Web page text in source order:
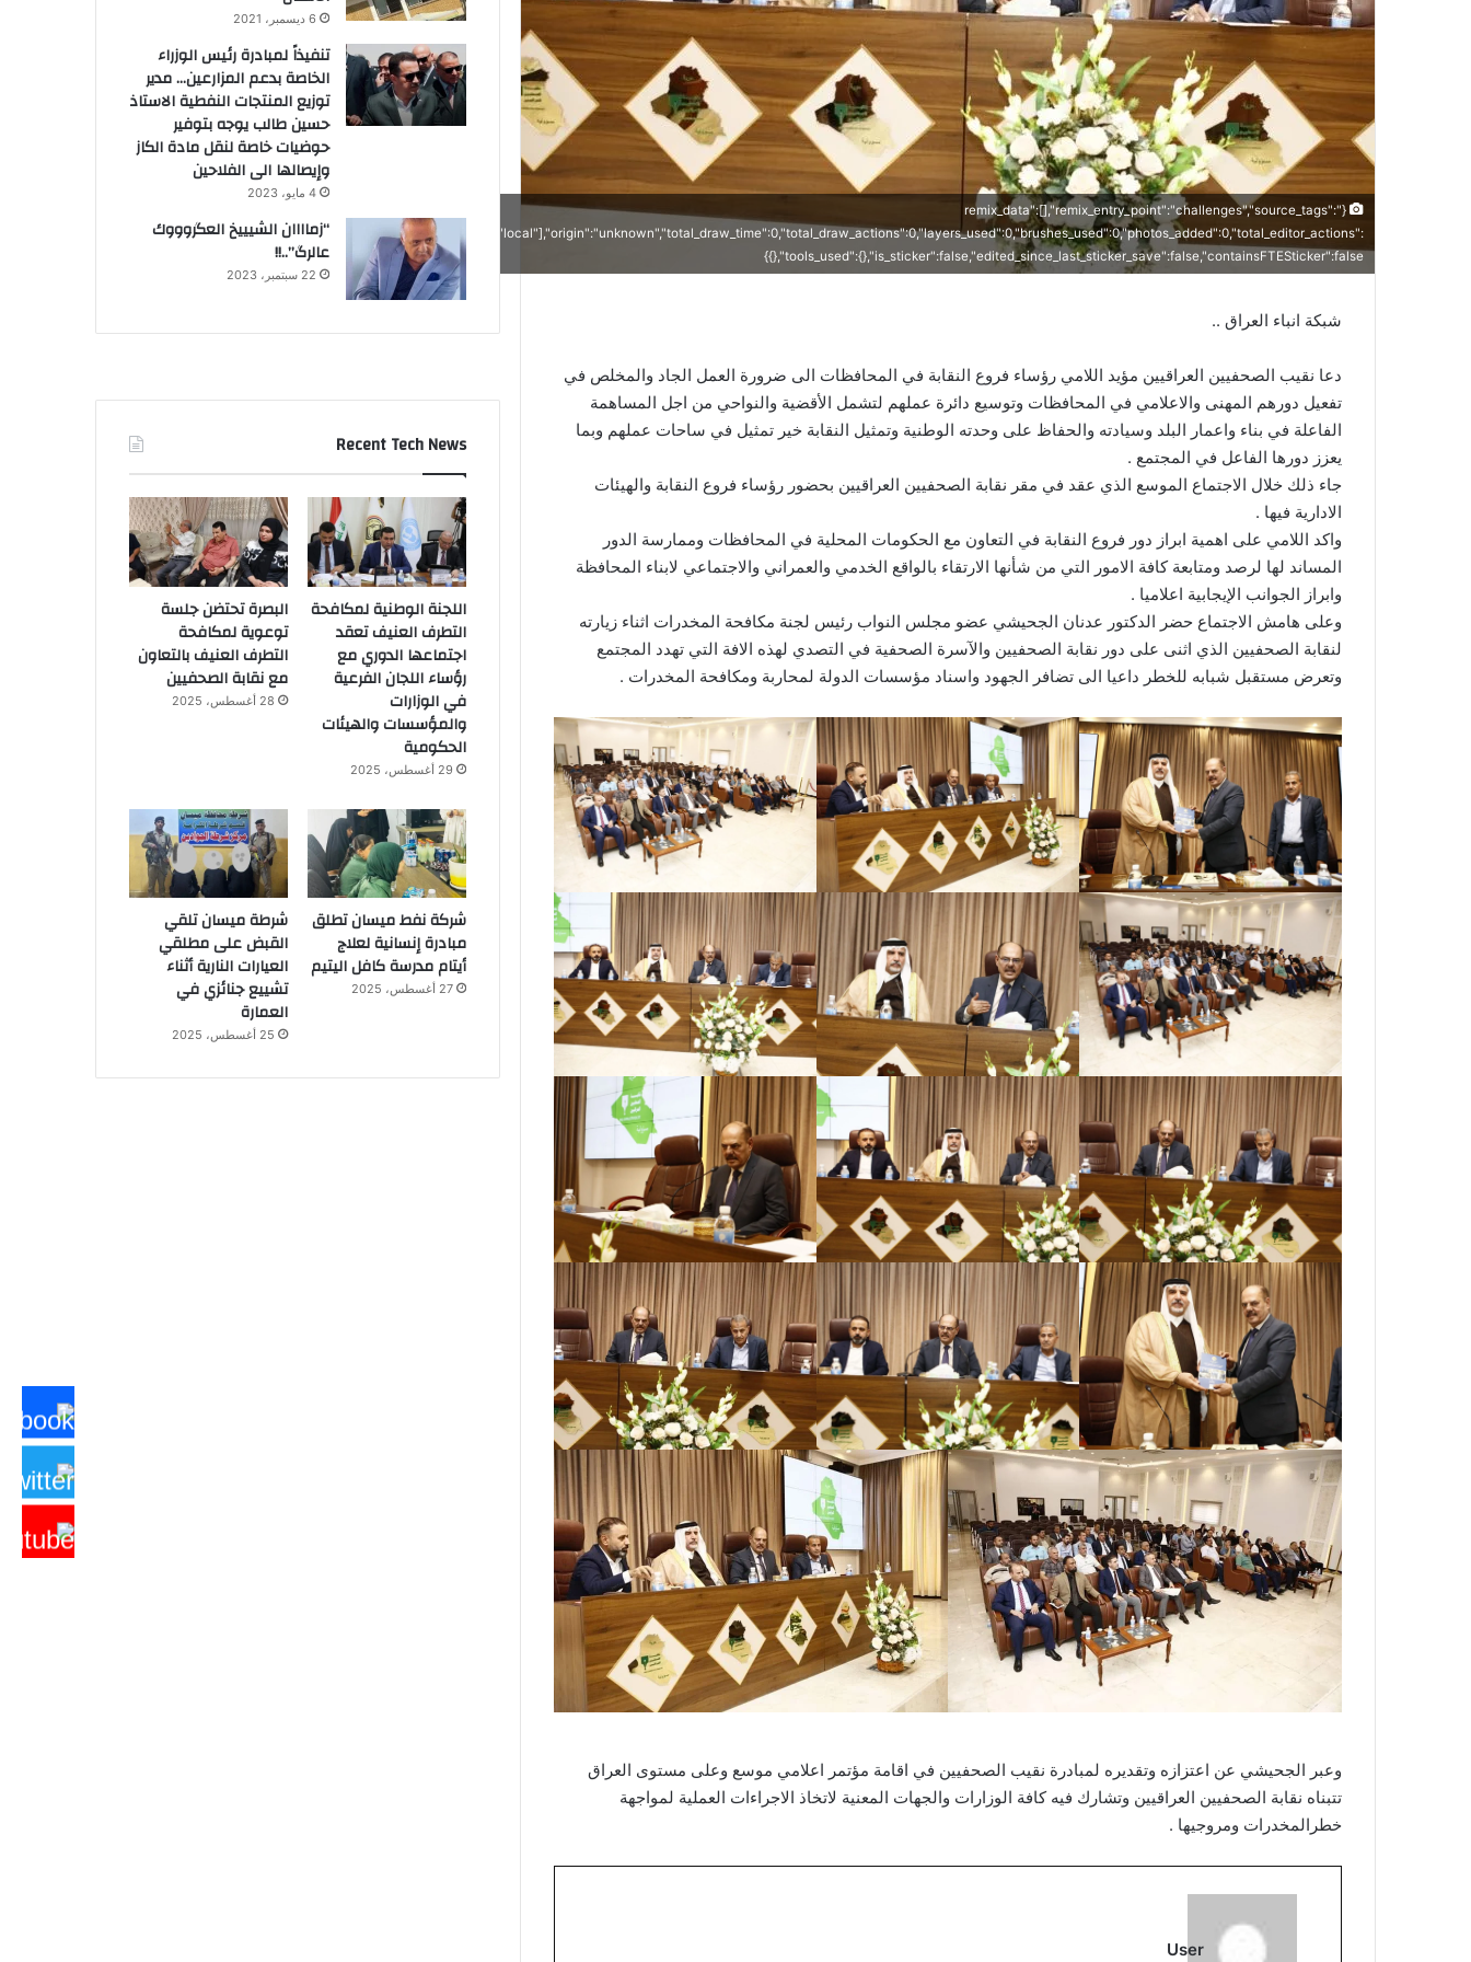
{"remix_data":[],"remix_entry_point":"challenges","source_tags":
["local"],"origin":"unknown","total_draw_time":0,"total_draw_actions":0,"layers_used":0,"brushes_used":0,"photos_added":0,"total_editor_actions":
{},"tools_used":{},"is_sticker":false,"edited_since_last_sticker_save":false,"containsFTESticker":false}
شبكة انباء العراق ..
دعا نقيب الصحفيين العراقيين مؤيد اللامي رؤساء فروع النقابة في المحافظات الى ضرورة العمل الجاد والمخلص في
تفعيل دورهم المهنى والاعلامي في المحافظات وتوسيع دائرة عملهم لتشمل الأقضية والنواحي من اجل المساهمة
الفاعلة في بناء واعمار البلد وسيادته والحفاظ على وحدته الوطنية وتمثيل النقابة خير تمثيل في ساحات عملهم وبما
يعزز دورها الفاعل في المجتمع .
جاء ذلك خلال الاجتماع الموسع الذي عقد في مقر نقابة الصحفيين العراقيين بحضور رؤساء فروع النقابة والهيئات
الادارية فيها .
واكد اللامي على اهمية ابراز دور فروع النقابة في التعاون مع الحكومات المحلية في المحافظات وممارسة الدور
المساند لها لرصد ومتابعة كافة الامور التي من شأنها الارتقاء بالواقع الخدمي والعمراني والاجتماعي لابناء المحافظة
وابراز الجوانب الإيجابية اعلاميا .
وعلى هامش الاجتماع حضر الدكتور عدنان الجحيشي عضو مجلس النواب رئيس لجنة مكافحة المخدرات اثناء زيارته
لنقابة الصحفيين الذي اثنى على دور نقابة الصحفيين والآسرة الصحفية في التصدي لهذه الافة التي تهدد المجتمع
وتعرض مستقبل شبابه للخطر داعيا الى تضافر الجهود واسناد مؤسسات الدولة لمحاربة ومكافحة المخدرات .
وعبر الجحيشي عن اعتزازه وتقديره لمبادرة نقيب الصحفيين في اقامة مؤتمر اعلامي موسع وعلى مستوى العراق
تتبناه نقابة الصحفيين العراقيين وتشارك فيه كافة الوزارات والجهات المعنية لاتخاذ الاجراءات العملية لمواجهة
خطرالمخدرات ومروجيها .
User
6 ديسمبر، 2021
تنفيذاً لمبادرة رئيس الوزراء
الخاصة بدعم المزارعين… مدير
توزيع المنتجات النفطية الاستاذ
حسين طالب يوجه بتوفير
حوضيات خاصة لنقل مادة الكاز
وإيصالها الى الفلاحين
4 مايو، 2023
“زماااان الشيييخ العگروووك
عالرگ”..!!
22 سبتمبر، 2023
Recent Tech News
اللجنة الوطنية لمكافحة
التطرف العنيف تعقد
اجتماعها الدوري مع
رؤساء اللجان الفرعية
في الوزارات
والمؤسسات والهيئات
الحكومية
29 أغسطس، 2025
البصرة تحتضن جلسة
توعوية لمكافحة
التطرف العنيف بالتعاون
مع نقابة الصحفيين
28 أغسطس، 2025
شركة نفط ميسان تطلق
مبادرة إنسانية لعلاج
أيتام مدرسة كافل اليتيم
27 أغسطس، 2025
شرطة ميسان تلقي
القبض على مطلقي
العيارات النارية أثناء
تشييع جنائزي في
العمارة
25 أغسطس، 2025